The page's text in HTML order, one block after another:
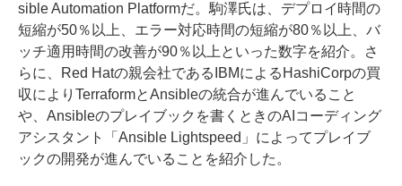
sible Automation Platformだ。駒澤氏は、デプロイ時間の
短縮が50％以上、エラー対応時間の短縮が80％以上、バ
ッチ適用時間の改善が90％以上といった数字を紹介。さ
らに、Red Hatの親会社であるIBMによるHashiCorpの買
収によりTerraformとAnsibleの統合が進んでいること
や、Ansibleのプレイブックを書くときのAIコーディング
アシスタント「Ansible Lightspeed」によってプレイブ
ックの開発が進んでいることを紹介した。